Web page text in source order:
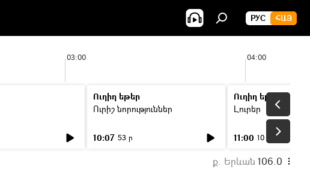
РУС ՀԱՅ
03:00 04:00
Ուղիղ եթեր
Ուրիշ նորություններ
10:07 53 ր
Ուղիղ եթեր
Լուրեր
11:00 10 ր
ք. Երևան 106.0